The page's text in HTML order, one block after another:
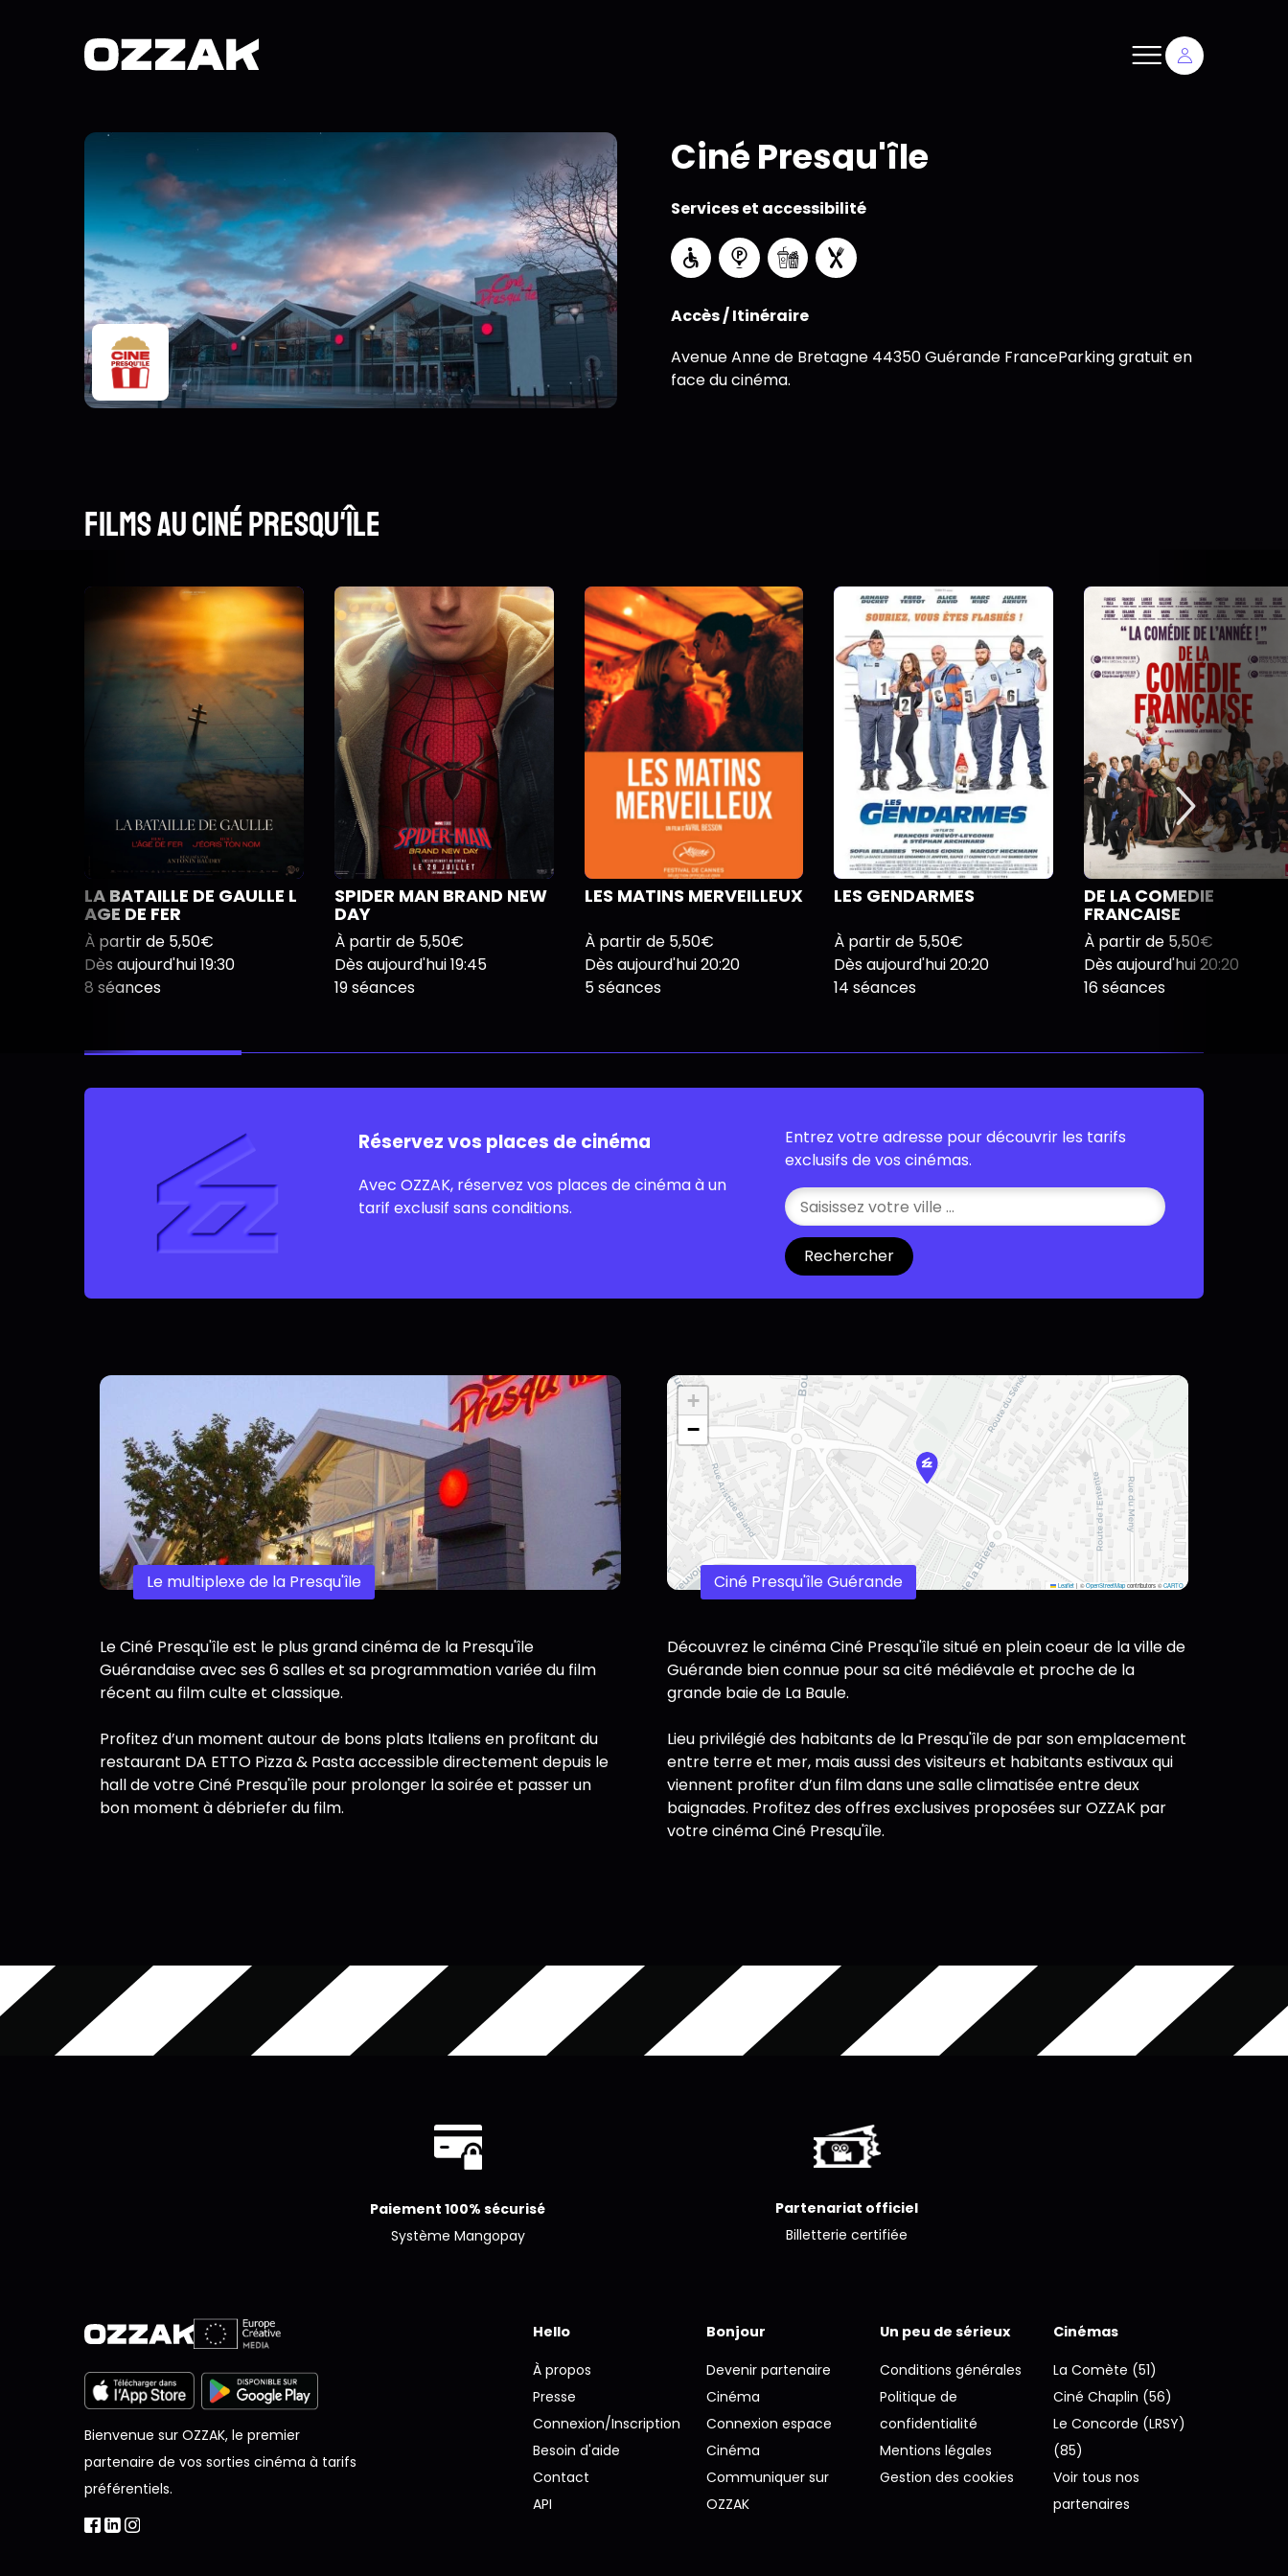
Ciné Presqu'île
Services et accessibilité
Accès / Itinéraire
Avenue Anne de Bretagne 44350 Guérande FranceParking gratuit en
face du cinéma.
Films au Ciné Presqu'île
LA BATAILLE DE GAULLE L
AGE DE FER
À partir de 5,50€
Dès aujourd'hui 19:30
8 séances
SPIDER MAN BRAND NEW
DAY
À partir de 5,50€
Dès aujourd'hui 19:45
19 séances
LES MATINS MERVEILLEUX
À partir de 5,50€
Dès aujourd'hui 20:20
5 séances
LES GENDARMES
À partir de 5,50€
Dès aujourd'hui 20:20
14 séances
DE LA COMEDIE
FRANCAISE
À partir de 5,50€
Dès aujourd'hui 20:20
16 séances
Réservez vos places de cinéma
Avec OZZAK, réservez vos places de cinéma à un
tarif exclusif sans conditions.
Entrez votre adresse pour découvrir les tarifs
exclusifs de vos cinémas.
Rechercher
Le multiplexe de la Presqu'île
Le Ciné Presqu'île est le plus grand cinéma de la Presqu'île
Guérandaise avec ses 6 salles et sa programmation variée du film
récent au film culte et classique.
Profitez d’un moment autour de bons plats Italiens en profitant du
restaurant DA ETTO Pizza & Pasta accessible directement depuis le
hall de votre Ciné Presqu'île pour prolonger la soirée et passer un
bon moment à débriefer du film.
+
−
Leaflet | ©OpenStreetMap contributors ©CARTO
Ciné Presqu'île Guérande
Découvrez le cinéma Ciné Presqu'île situé en plein coeur de la ville de
Guérande bien connue pour sa cité médiévale et proche de la
grande baie de La Baule.
Lieu privilégié des habitants de la Presqu'île de par son emplacement
entre terre et mer, mais aussi des visiteurs et habitants estivaux qui
viennent profiter d’un film dans une salle climatisée entre deux
baignades. Profitez des offres exclusives proposées sur OZZAK par
votre cinéma Ciné Presqu'île.
Paiement 100% sécurisé
Système Mangopay
Partenariat officiel
Billetterie certifiée
Bienvenue sur OZZAK, le premier
partenaire de vos sorties cinéma à tarifs
préférentiels.
Hello
À propos
Presse
Connexion/Inscription
Besoin d'aide
Contact
API
Bonjour
Devenir partenaire
Cinéma
Connexion espace
Cinéma
Communiquer sur
OZZAK
Un peu de sérieux
Conditions générales
Politique de
confidentialité
Mentions légales
Gestion des cookies
Cinémas
La Comète (51)
Ciné Chaplin (56)
Le Concorde (LRSY)
(85)
Voir tous nos
partenaires